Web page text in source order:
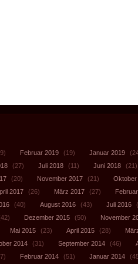
Februar 2019 (19) Januar 2019
(27) Juli 2018 (11) Juni 2018 (21)
(20) November 2017 (21) Oktober
2017 (26) März 2017 (27)
(40) August 2016 (43) Juli 2016
Dezember 2015 (50) November
Mai 2015 (23) April 2015 (28)
2014 (31) September 2014 (46)
Februar 2014 (51) Januar 2014